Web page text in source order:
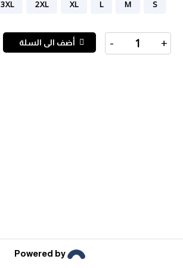
S
M
L
XL
2XL
3XL
Rain
quantity+
- أضف الى السلة
Powered by